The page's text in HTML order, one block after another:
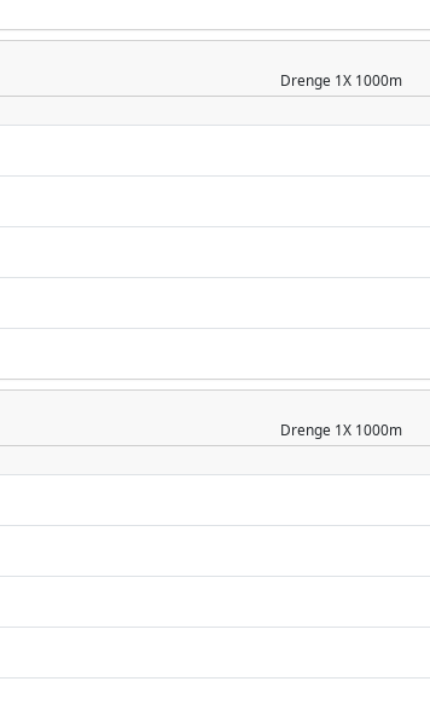
Drenge 1X 1000m
Drenge 1X 1000m